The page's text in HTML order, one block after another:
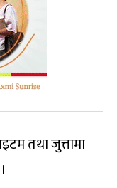
तथा जुत्तामा